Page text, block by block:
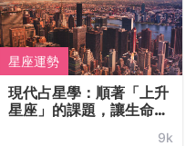
星座運勢
現代占星學：順著「上升
星座」的課題，讓生命揚
9k